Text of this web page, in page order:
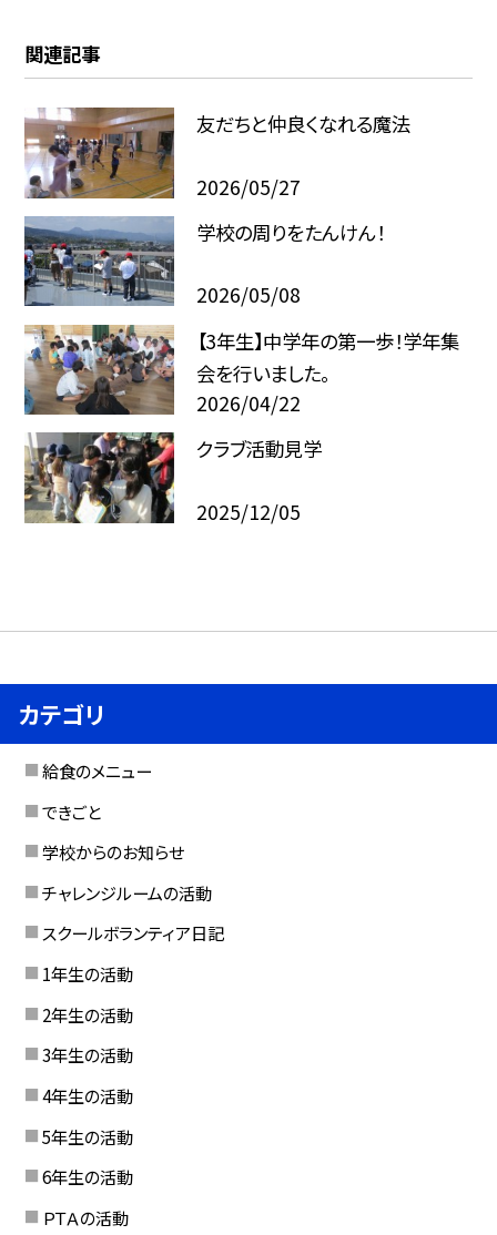
関連記事
友だちと仲良くなれる魔法
2026/05/27
学校の周りをたんけん！
2026/05/08
【3年生】中学年の第一歩！学年集
会を行いました。
2026/04/22
クラブ活動見学
2025/12/05
カテゴリ
給食のメニュー
できごと
学校からのお知らせ
チャレンジルームの活動
スクールボランティア日記
1年生の活動
2年生の活動
3年生の活動
4年生の活動
5年生の活動
6年生の活動
ＰＴＡの活動